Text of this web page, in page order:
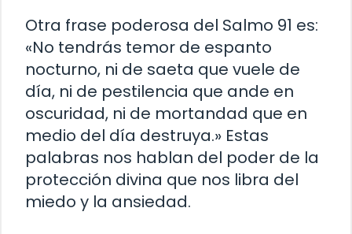
Otra frase poderosa del Salmo 91 es:
«No tendrás temor de espanto
nocturno, ni de saeta que vuele de
día, ni de pestilencia que ande en
oscuridad, ni de mortandad que en
medio del día destruya.» Estas
palabras nos hablan del poder de la
protección divina que nos libra del
miedo y la ansiedad.